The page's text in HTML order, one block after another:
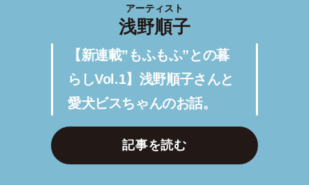
アーティスト
浅野順子
【新連載”もふもふ”との暮
らしVol.1】浅野順子さんと
愛犬ビスちゃんのお話。
記事を読む